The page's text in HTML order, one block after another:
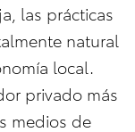
las prácticas
natural
local.
privado más
medios de